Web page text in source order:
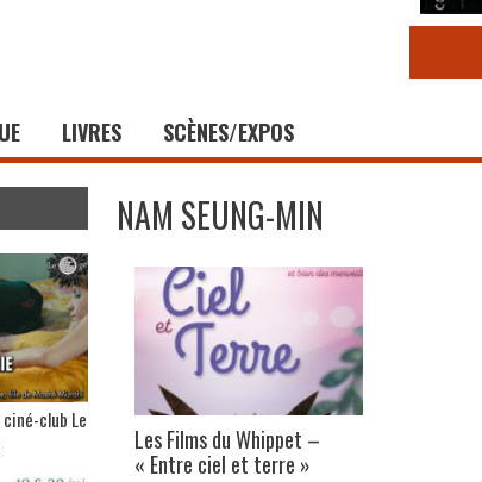
LIVRES SCÈNES/EXPOS
NAM SEUNG-MIN
Les Films du Whippet –
« Entre ciel et terre »
ciné-club Le